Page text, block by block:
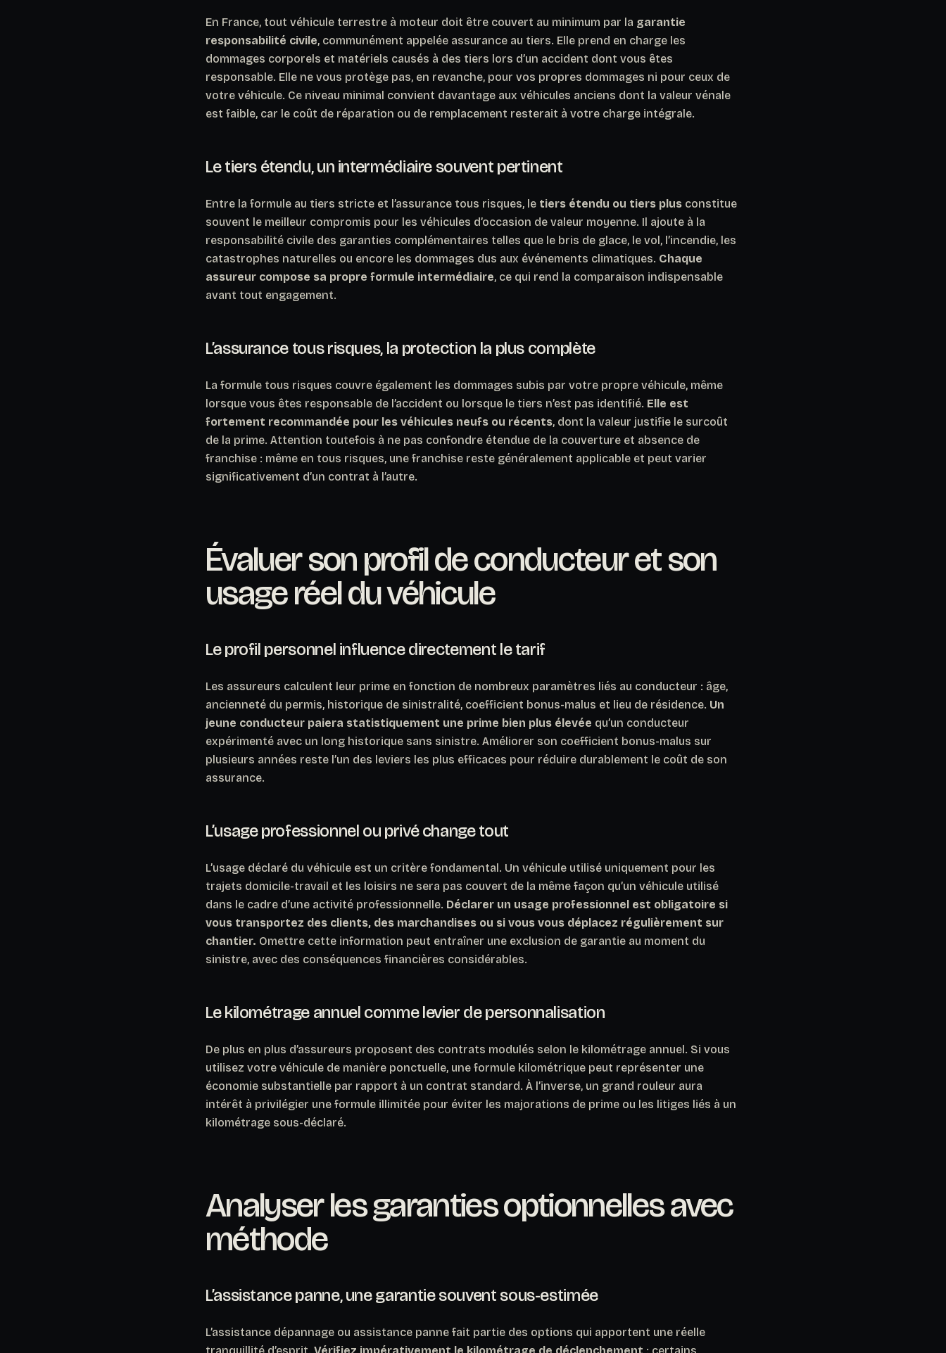
En France, tout véhicule terrestre à moteur doit être couvert au minimum par la garantie
responsabilité civile, communément appelée assurance au tiers. Elle prend en charge les
dommages corporels et matériels causés à des tiers lors d’un accident dont vous êtes
responsable. Elle ne vous protège pas, en revanche, pour vos propres dommages ni pour ceux de
votre véhicule. Ce niveau minimal convient davantage aux véhicules anciens dont la valeur vénale
est faible, car le coût de réparation ou de remplacement resterait à votre charge intégrale.
Le tiers étendu, un intermédiaire souvent pertinent
Entre la formule au tiers stricte et l’assurance tous risques, le tiers étendu ou tiers plus constitue
souvent le meilleur compromis pour les véhicules d’occasion de valeur moyenne. Il ajoute à la
responsabilité civile des garanties complémentaires telles que le bris de glace, le vol, l’incendie, les
catastrophes naturelles ou encore les dommages dus aux événements climatiques. Chaque
assureur compose sa propre formule intermédiaire, ce qui rend la comparaison indispensable
avant tout engagement.
L’assurance tous risques, la protection la plus complète
La formule tous risques couvre également les dommages subis par votre propre véhicule, même
lorsque vous êtes responsable de l’accident ou lorsque le tiers n’est pas identifié. Elle est
fortement recommandée pour les véhicules neufs ou récents, dont la valeur justifie le surcoût
de la prime. Attention toutefois à ne pas confondre étendue de la couverture et absence de
franchise : même en tous risques, une franchise reste généralement applicable et peut varier
significativement d’un contrat à l’autre.
Évaluer son profil de conducteur et son
usage réel du véhicule
Le profil personnel influence directement le tarif
Les assureurs calculent leur prime en fonction de nombreux paramètres liés au conducteur : âge,
ancienneté du permis, historique de sinistralité, coefficient bonus-malus et lieu de résidence. Un
jeune conducteur paiera statistiquement une prime bien plus élevée qu’un conducteur
expérimenté avec un long historique sans sinistre. Améliorer son coefficient bonus-malus sur
plusieurs années reste l’un des leviers les plus efficaces pour réduire durablement le coût de son
assurance.
L’usage professionnel ou privé change tout
L’usage déclaré du véhicule est un critère fondamental. Un véhicule utilisé uniquement pour les
trajets domicile-travail et les loisirs ne sera pas couvert de la même façon qu’un véhicule utilisé
dans le cadre d’une activité professionnelle. Déclarer un usage professionnel est obligatoire si
vous transportez des clients, des marchandises ou si vous vous déplacez régulièrement sur
chantier. Omettre cette information peut entraîner une exclusion de garantie au moment du
sinistre, avec des conséquences financières considérables.
Le kilométrage annuel comme levier de personnalisation
De plus en plus d’assureurs proposent des contrats modulés selon le kilométrage annuel. Si vous
utilisez votre véhicule de manière ponctuelle, une formule kilométrique peut représenter une
économie substantielle par rapport à un contrat standard. À l’inverse, un grand rouleur aura
intérêt à privilégier une formule illimitée pour éviter les majorations de prime ou les litiges liés à un
kilométrage sous-déclaré.
Analyser les garanties optionnelles avec
méthode
L’assistance panne, une garantie souvent sous-estimée
L’assistance dépannage ou assistance panne fait partie des options qui apportent une réelle
tranquillité d’esprit. Vérifiez impérativement le kilométrage de déclenchement : certains